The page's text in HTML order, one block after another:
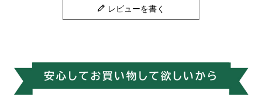
レビューを書く